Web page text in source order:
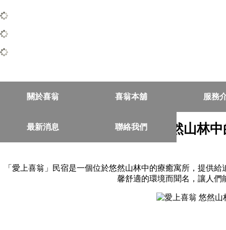
關於喜翁 喜翁本舖 服務
最新消息 聯絡我們
愛上喜翁 悠然山林
「愛上喜翁」民宿是一個位於悠然山林中的療癒寓所，提供
馨舒適的環境而聞名，讓人們